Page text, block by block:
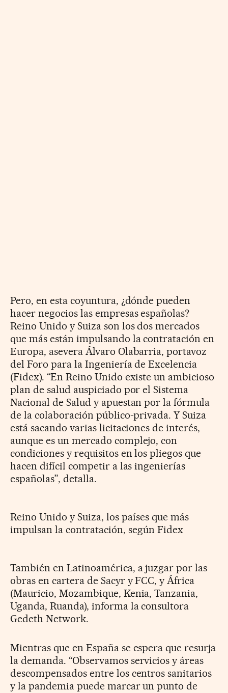
Pero, en esta coyuntura, ¿dónde pueden
hacer negocios las empresas españolas?
Reino Unido y Suiza son los dos mercados
que más están impulsando la contratación en
Europa, asevera Álvaro Olabarria, portavoz
del Foro para la Ingeniería de Excelencia
(Fidex). “En Reino Unido existe un ambicioso
plan de salud auspiciado por el Sistema
Nacional de Salud y apuestan por la fórmula
de la colaboración público-privada. Y Suiza
está sacando varias licitaciones de interés,
aunque es un mercado complejo, con
condiciones y requisitos en los pliegos que
hacen difícil competir a las ingenierías
españolas”, detalla.
Reino Unido y Suiza, los países que más
impulsan la contratación, según Fidex
También en Latinoamérica, a juzgar por las
obras en cartera de Sacyr y FCC, y África
(Mauricio, Mozambique, Kenia, Tanzania,
Uganda, Ruanda), informa la consultora
Gedeth Network.
Mientras que en España se espera que resurja
la demanda. “Observamos servicios y áreas
descompensados entre los centros sanitarios
y la pandemia puede marcar un punto de